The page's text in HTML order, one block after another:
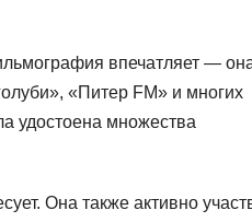
впечатляет —
«Питер FM» и многих
удостоена множества
Она также активно